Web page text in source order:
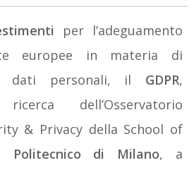
per l’adeguamento
europee in materia di
dati personali, il GDPR,
dell’Osservatorio
& Privacy della School of
Politecnico di Milano, a